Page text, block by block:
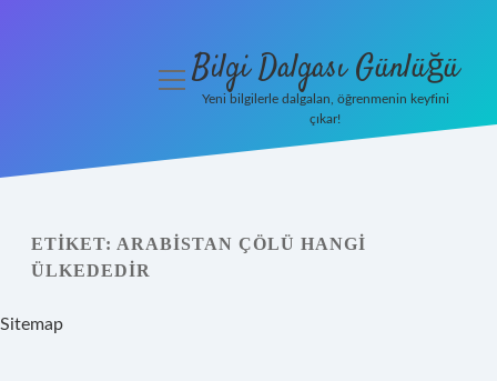
Yasal Uyarı
Hakkımızda
menüyüBilgi Dalgası Günlüğü
Yeni bilgilerle dalgalan, öğrenmenin keyfini
çıkar!
ETIKET: ARABISTAN ÇÖLÜ HANGI
ÜLKEDEDIR
Sitemap